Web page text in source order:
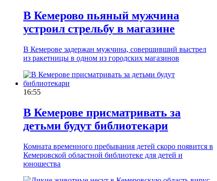
В Кемерово пьяный мужчина
устроил стрельбу в магазине
В Кемерове задержан мужчина, совершивший выстрел
из ракетницы в одном из городских магазинов
16:55
В Кемерове присматривать за
детьми будут библиотекари
Комната временного пребывания детей скоро появится в
Кемеровской областной библиотеке для детей и
юношества